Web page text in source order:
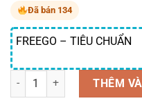
Đã bán 134
FREEGO – TIÊU CHUẨN
Số lượng THÊM